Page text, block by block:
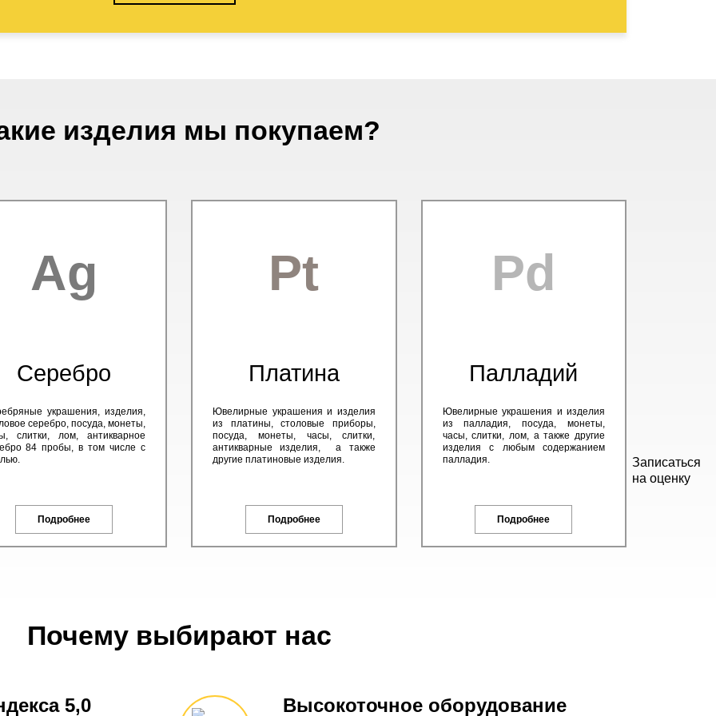
изделия мы покупаем?
Ag
Серебро
украшения, изделия,
серебро, посуда, монеты,
слитки, лом, антикварное
84 пробы, в том числе с
Подробнее
Pt
Платина
Ювелирные украшения и изделия
из платины, столовые приборы,
посуда, монеты, часы, слитки,
антикварные изделия, а также
другие платиновые изделия.
Подробнее
Pd
Палладий
Ювелирные украшения и изделия
из палладия, посуда, монеты,
часы, слитки, лом, а также другие
изделия с любым содержанием
палладия.
Подробнее
Почему выбирают нас
5,0 Высокоточное оборудование
Записаться
на оценку